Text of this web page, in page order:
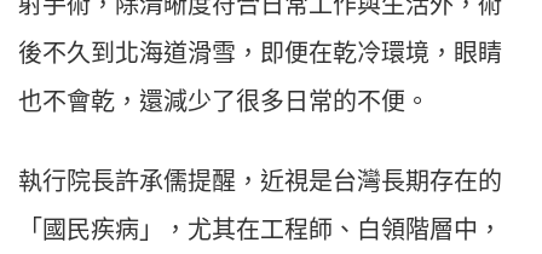
後不久到北海道滑雪，即便在乾冷環境，眼睛
也不會乾，還減少了很多日常的不便。
執行院長許承儒提醒，近視是台灣長期存在的
「國民疾病」，尤其在工程師、白領階層中，